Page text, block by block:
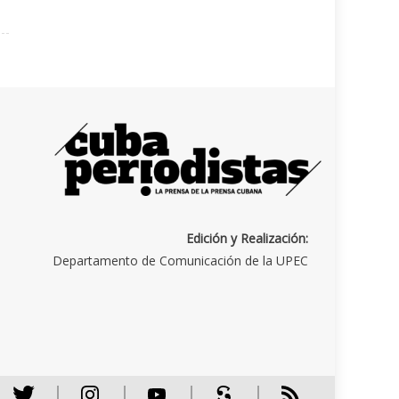
Edición y Realización:
Departamento de Comunicación de la UPEC